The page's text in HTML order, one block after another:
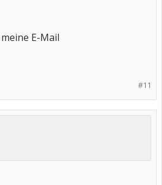
E-Mail
#11